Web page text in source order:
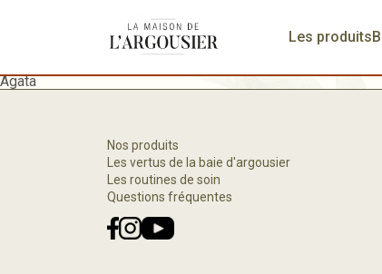
Les produits
Agata
Nos produits
Les vertus de la baie d'argousier
Les routines de soin
Questions fréquentes